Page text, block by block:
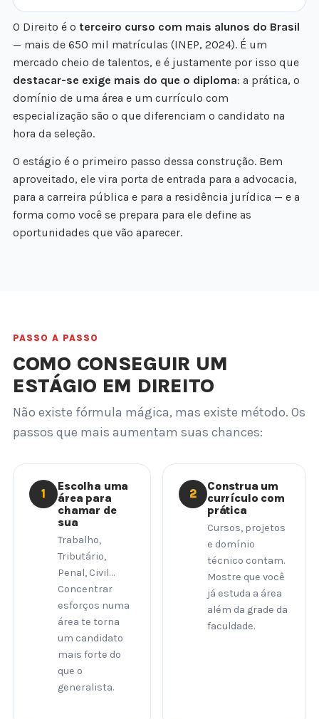
O Direito é o terceiro curso com mais alunos do Brasil
— mais de 650 mil matrículas (INEP, 2024). É um
mercado cheio de talentos, e é justamente por isso que
destacar-se exige mais do que o diploma: a prática, o
domínio de uma área e um currículo com
especialização são o que diferenciam o candidato na
hora da seleção.
O estágio é o primeiro passo dessa construção. Bem
aproveitado, ele vira porta de entrada para a advocacia,
para a carreira pública e para a residência jurídica — e a
forma como você se prepara para ele define as
oportunidades que vão aparecer.
PASSO A PASSO
COMO CONSEGUIR UM
ESTÁGIO EM DIREITO
Não existe fórmula mágica, mas existe método. Os
passos que mais aumentam suas chances:
1
Escolha uma
área para
chamar de
sua
Trabalho,
Tributário,
Penal, Civil…
Concentrar
esforços numa
área te torna
um candidato
mais forte do
que o
generalista.
2
Construa um
currículo com
prática
Cursos, projetos
e domínio
técnico contam.
Mostre que você
já estuda a área
além da grade da
faculdade.